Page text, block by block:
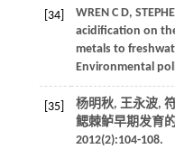
[34] WREN C D,
acidification on
metals to
Environmental
[35]
杨明秋, 王永波,
鳃棘鲈早期发育
2012(2):104-108.